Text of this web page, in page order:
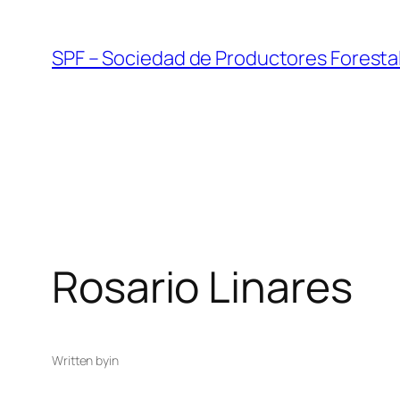
content
SPF – Sociedad de Productores
Rosario Linares
Written byin